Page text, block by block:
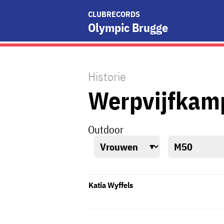
CLUBRECORDS
Olympic Brugge
Historie
Outdoor
Katia Wyffels